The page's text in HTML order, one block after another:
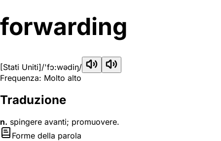
forwarding
[Stati Uniti]/'fɔ:wədiŋ/
Frequenza: Molto alto
Traduzione
n. spingere avanti; promuovere.
Forme della parola